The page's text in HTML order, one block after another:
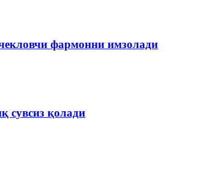
фармонни имзолади
сувсиз қолади